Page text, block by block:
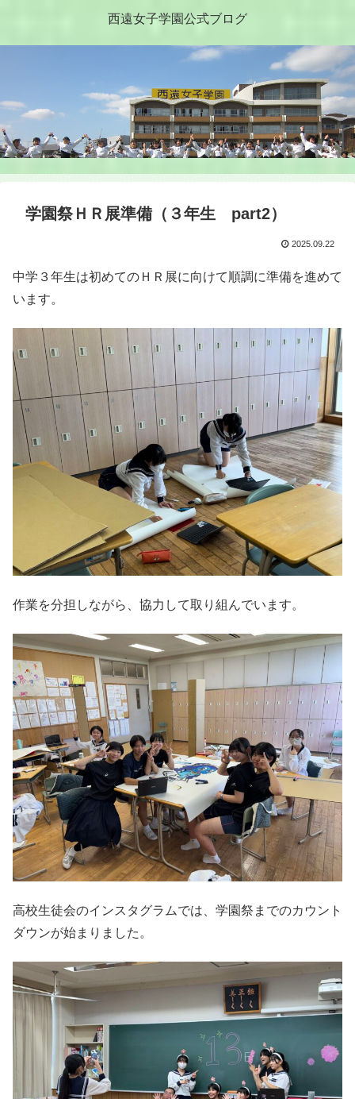
西遠女子学園公式ブログ
学園祭ＨＲ展準備（３年生 part2）
2025.09.22
中学３年生は初めてのＨＲ展に向けて順調に準備を進めて
います。
作業を分担しながら、協力して取り組んでいます。
高校生徒会のインスタグラムでは、学園祭までのカウント
ダウンが始まりました。